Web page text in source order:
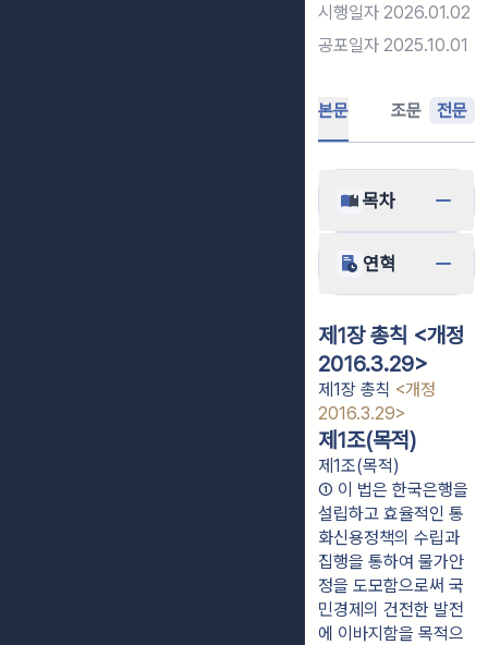
시행일자 2026.01.02
공포일자 2025.10.01
본문 조문 전문
목차
연혁
제1장 총칙 <개정
2016.3.29>
제1장 총칙 <개정
2016.3.29>
제1조(목적)
제1조(목적)
① 이 법은 한국은행을
설립하고 효율적인 통
화신용정책의 수립과
집행을 통하여 물가안
정을 도모함으로써 국
민경제의 건전한 발전
에 이바지함을 목적으